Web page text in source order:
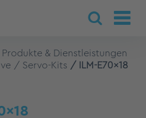
Produkte & Dienstleistungen
Servo-Kits ILM-E70x18